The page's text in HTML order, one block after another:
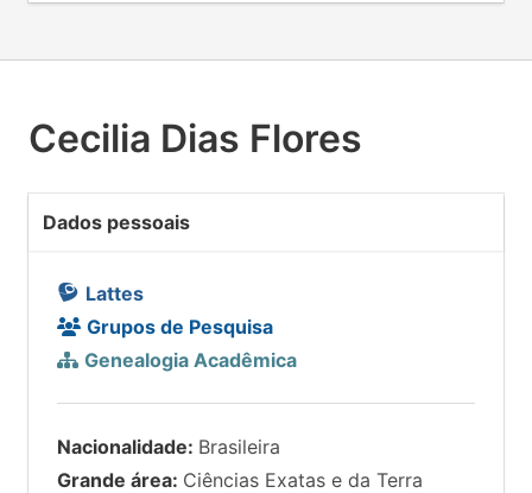
Cecilia Dias Flores
Dados pessoais
Lattes
Grupos de Pesquisa
Genealogia Acadêmica
Nacionalidade: Brasileira
Grande área: Ciências Exatas e da Terra